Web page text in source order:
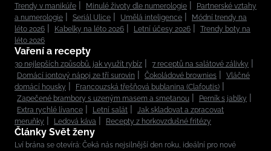
Trendy v manikúře Minulé životy dle numerologie
Partnerské vztahy
a numerologie
Seriál Ulice Umělá inteligence
Módní trendy na
léto 2026
Kabelky na léto 2026 Letní účesy 2026
Trendy boty na
léto 2026
Vaření a recepty
30 nejlepších způsobů, jak využít rybíz
7 receptů na salátové zálivky
Domácí iontový nápoj ze tří surovin
Čokoládové brownies
Vláčné
domácí housky
Francouzská třešňová bublanina (Clafoutis)
Zapečené brambory s uzeným masem a smetanou
Perník s jablky
Extra rychlé lívance
Letní salát
Jak skladovat a zpracovat
meruňky
Ledová káva Recepty z horkovzdušné fritézy
Články Svět ženy
Lví brána se otevírá: Čeká nás nejsilnější den roku, ideální pro nové